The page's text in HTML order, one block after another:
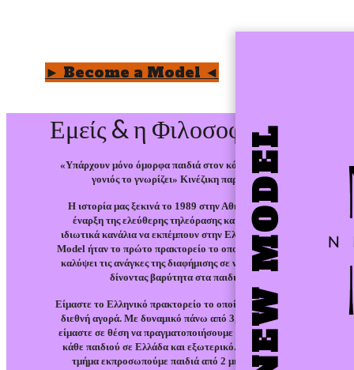
NEW MODEL
Εμείς & η Φιλοσοφία μας
«Υπάρχουν μόνο όμορφα παιδιά στον κόσμο και κάθε
γονιός το γνωρίζει» Κινέζικη παροιμία.
Η ιστορία μας ξεκινά το 1989 στην Αθήνα. Με την
έναρξη της ελεύθερης τηλεόρασης και τα πρώτα
ιδιωτικά κανάλια να εκπέμπουν στην Ελλάδα, το New
Model ήταν το πρώτο πρακτορείο το οποίο έσπευσε να
καλύψει τις ανάγκες της διαφήμισης σε νέα πρόσωπα,
δίνοντας βαρύτητα στα παιδιά.
Είμαστε το Ελληνικό πρακτορείο το οποίο ηγείται στην
διεθνή αγορά. Με δυναμικό πάνω από 3,500 μοντέλα,
είμαστε σε θέση να πραγματοποιήσουμε το όνειρο του
κάθε παιδιού σε Ελλάδα και εξωτερικό. Στο παιδικό
τμήμα εκπροσωπούμε παιδιά από 2 μηνών μέχρι